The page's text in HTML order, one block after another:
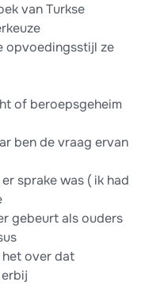
van Turkse
opvoedingsstijl ze
of beroepsgeheim
ben de vraag ervan
sprake was ( ik had
gebeurt als ouders
het over dat